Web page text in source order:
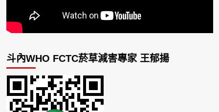
斗內WHO FCTC菸草減害專家 王郁揚